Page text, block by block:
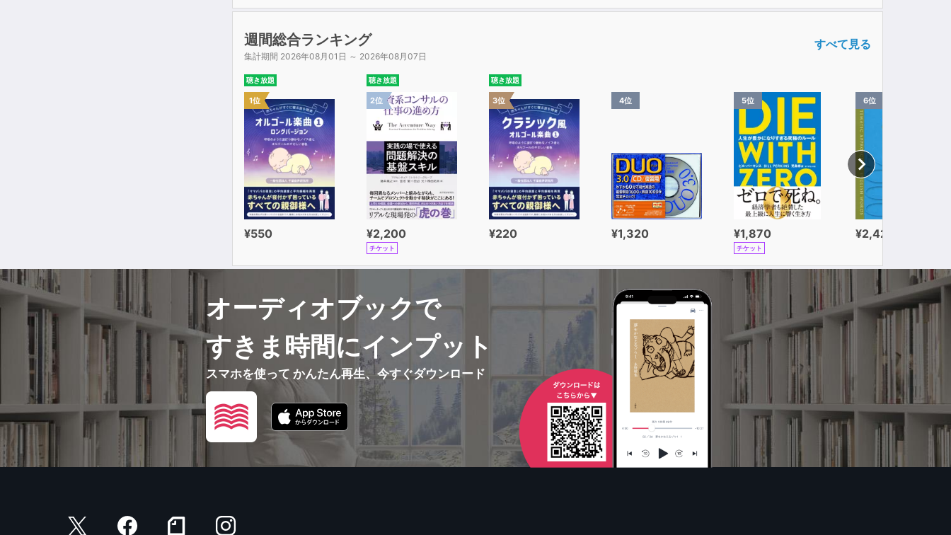
週間総合ランキング
集計期間 2026年08月01日 ～ 2026年08月07日
すべて見る
聴き放題
1位
¥550
聴き放題
2位
¥2,200
チケット
聴き放題
3位
¥220
4位
¥1,320
5位
¥1,870
チケット
6位
¥2,420
オーディオブックで
すきま時間にインプット
スマホを使って かんたん再生、今すぐダウンロード